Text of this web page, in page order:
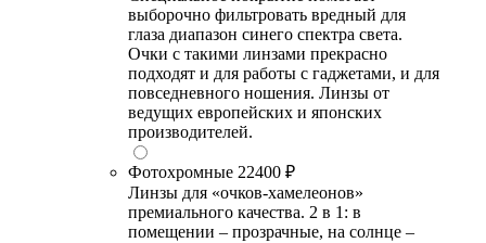
выборочно фильтровать вредный для
глаза диапазон синего спектра света.
Очки с такими линзами прекрасно
подходят и для работы с гаджетами, и для
повседневного ношения. Линзы от
ведущих европейских и японских
производителей.
Фотохромные 22400 ₽
Линзы для «очков-хамелеонов»
премиального качества. 2 в 1: в
помещении – прозрачные, на солнце –